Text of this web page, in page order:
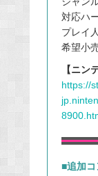
対応ハ
プレイ
希望小
【ニン
https://
■追加